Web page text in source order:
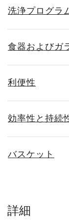
洗浄プログラ
食器およびガ
利便性
効率性と持続
バスケット
詳細